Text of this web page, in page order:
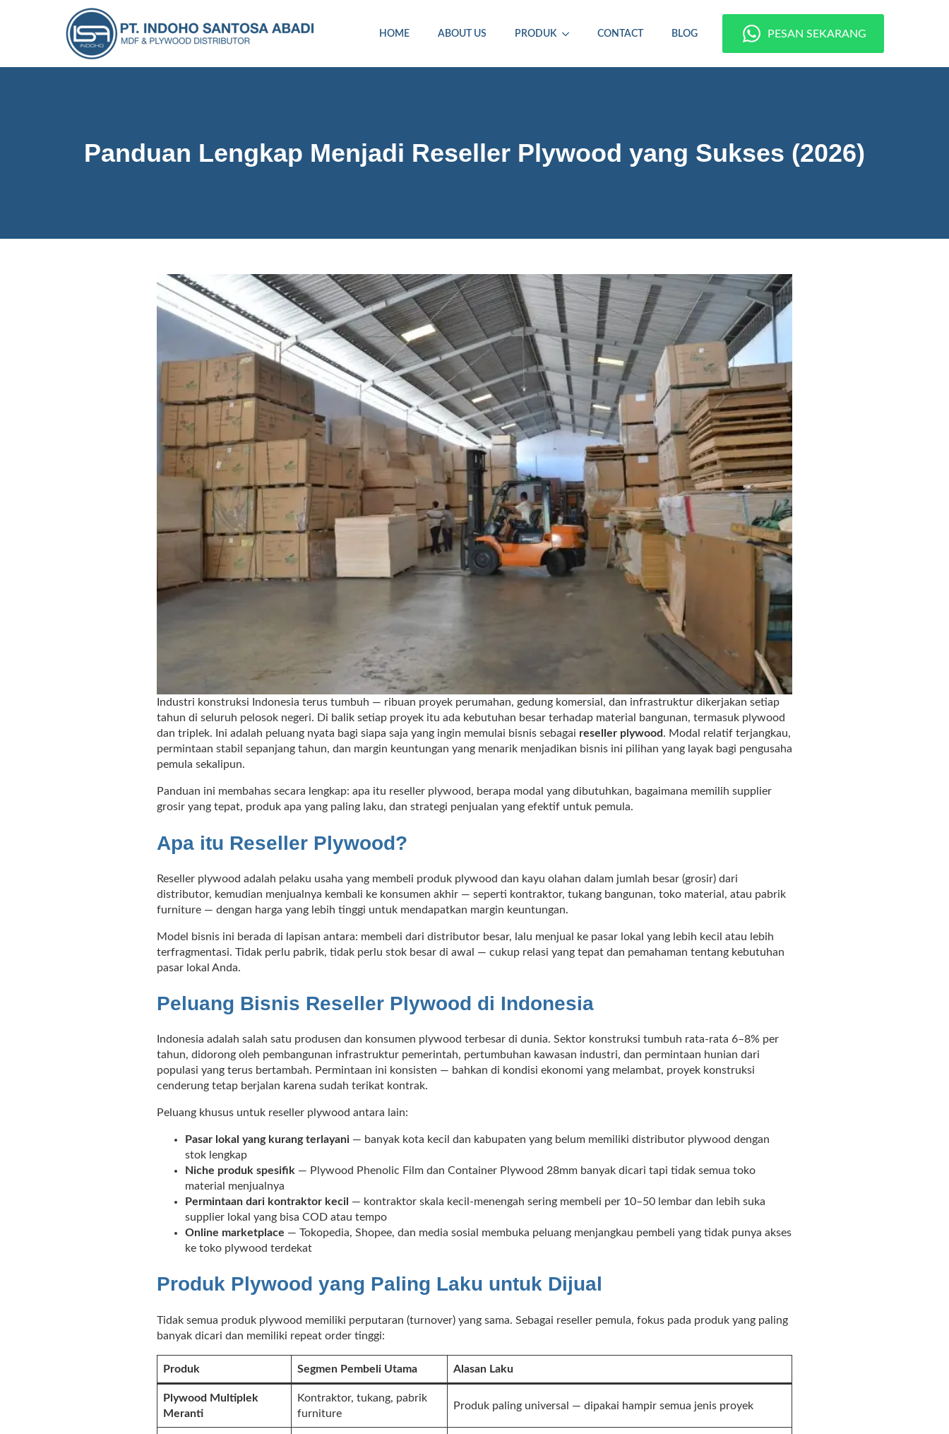
HOME ABOUT US PRODUK CONTACT BLOG PESAN SEKARANG
Panduan Lengkap Menjadi Reseller Plywood yang Sukses (2026)
Industri konstruksi Indonesia terus tumbuh — ribuan proyek perumahan, gedung komersial, dan infrastruktur dikerjakan setiap
tahun di seluruh pelosok negeri. Di balik setiap proyek itu ada kebutuhan besar terhadap material bangunan, termasuk plywood
dan triplek. Ini adalah peluang nyata bagi siapa saja yang ingin memulai bisnis sebagai reseller plywood. Modal relatif terjangkau,
permintaan stabil sepanjang tahun, dan margin keuntungan yang menarik menjadikan bisnis ini pilihan yang layak bagi pengusaha
pemula sekalipun.
Panduan ini membahas secara lengkap: apa itu reseller plywood, berapa modal yang dibutuhkan, bagaimana memilih supplier
grosir yang tepat, produk apa yang paling laku, dan strategi penjualan yang efektif untuk pemula.
Apa itu Reseller Plywood?
Reseller plywood adalah pelaku usaha yang membeli produk plywood dan kayu olahan dalam jumlah besar (grosir) dari
distributor, kemudian menjualnya kembali ke konsumen akhir — seperti kontraktor, tukang bangunan, toko material, atau pabrik
furniture — dengan harga yang lebih tinggi untuk mendapatkan margin keuntungan.
Model bisnis ini berada di lapisan antara: membeli dari distributor besar, lalu menjual ke pasar lokal yang lebih kecil atau lebih
terfragmentasi. Tidak perlu pabrik, tidak perlu stok besar di awal — cukup relasi yang tepat dan pemahaman tentang kebutuhan
pasar lokal Anda.
Peluang Bisnis Reseller Plywood di Indonesia
Indonesia adalah salah satu produsen dan konsumen plywood terbesar di dunia. Sektor konstruksi tumbuh rata-rata 6–8% per
tahun, didorong oleh pembangunan infrastruktur pemerintah, pertumbuhan kawasan industri, dan permintaan hunian dari
populasi yang terus bertambah. Permintaan ini konsisten — bahkan di kondisi ekonomi yang melambat, proyek konstruksi
cenderung tetap berjalan karena sudah terikat kontrak.
Peluang khusus untuk reseller plywood antara lain:
Pasar lokal yang kurang terlayani — banyak kota kecil dan kabupaten yang belum memiliki distributor plywood dengan
stok lengkap
Niche produk spesifik — Plywood Phenolic Film dan Container Plywood 28mm banyak dicari tapi tidak semua toko
material menjualnya
Permintaan dari kontraktor kecil — kontraktor skala kecil-menengah sering membeli per 10–50 lembar dan lebih suka
supplier lokal yang bisa COD atau tempo
Online marketplace — Tokopedia, Shopee, dan media sosial membuka peluang menjangkau pembeli yang tidak punya akses
ke toko plywood terdekat
Produk Plywood yang Paling Laku untuk Dijual
Tidak semua produk plywood memiliki perputaran (turnover) yang sama. Sebagai reseller pemula, fokus pada produk yang paling
banyak dicari dan memiliki repeat order tinggi:
Produk Segmen Pembeli Utama Alasan Laku
Plywood Multiplek
Meranti
Kontraktor, tukang, pabrik
furniture
Produk paling universal — dipakai hampir semua jenis proyek